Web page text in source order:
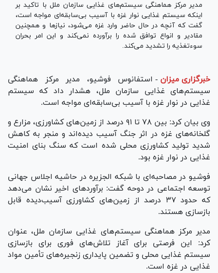
مدیر مرکز هماهنگی سیستم‌های غذایی سازمان ملل با تاکید بر
اینکه سیستم غذایی نوار غزه با آسیب بی‌سابقه‌ای مواجه است،
گفت که آنچه در حال حاضر وارد غزه می‌شود، نیازها و همچنین
مقادیر و انواع توافق شده را برآورده نمی‌کند و این امر بحران
سوءتغذیه را تشدید می‌کند.
خبرگزاری میزان - استفانوس فوشیو، مدیر مرکز هماهنگی
سیستم‌های غذایی سازمان ملل، هشدار داد که سیستم
غذایی در نوار غزه با آسیب بی‌سابقه‌ای مواجه است.
وی بیان کرد: بین ۷۸ تا ۹۱ درصد از زمین‌های کشاورزی، مزارع و
گلخانه‌های غزه در اثر جنگ آسیب دیده‌اند و منجر به کاهش
شدید تولید کشاورزی محلی شده است که سنگ بنای امنیت
غذایی در نوار غزه بود.
فوشیو در مصاحبه‌ای با شبکه الجزیره در حاشیه اجلاس جهانی
توسعه اجتماعی در دوحه گفت: برآوردهای اخیر نشان می‌دهد
که حدود ۳۷ درصد از زمین‌های کشاورزی آسیب‌دیده قابل
بازسازی هستند.
مدیر مرکز هماهنگی سیستم‌های غذایی سازمان ملل، عنوان
کرد: این فرصتی برای آغاز تلاش‌های فوری برای بازسازی
سیستم غذایی محلی و تضمین پایداری زنجیره‌های تأمین مواد
غذایی در غزه است.